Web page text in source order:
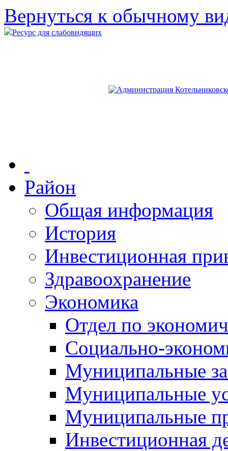
Вернуться к обычному
Ресурс для слабовидящих
Район
Общая информация
История
Инвестиционная
Здравоохранение
Экономика
Отдел по
Социально-
Муниципальные
Муниципальные
Муниципальные
Инвестиционная